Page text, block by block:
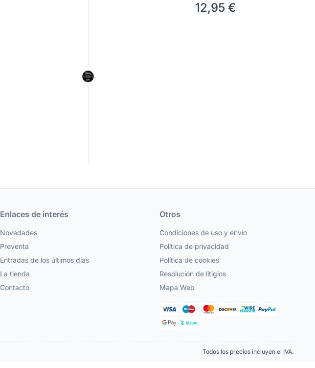
12,95 €
Enlaces de interés
Novedades
Preventa
Entradas de los últimos días
La tienda
Contacto
Otros
Condiciones de uso y envío
Política de privacidad
Política de cookies
Resolución de litigios
Mapa Web
Todos los precios incluyen el IVA.